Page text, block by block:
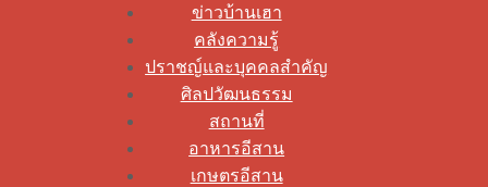
ข่าวบ้านเฮา
คลังความรู้
ปราชญ์และบุคคลสำคัญ
ศิลปวัฒนธรรม
สถานที่
อาหารอีสาน
เกษตรอีสาน